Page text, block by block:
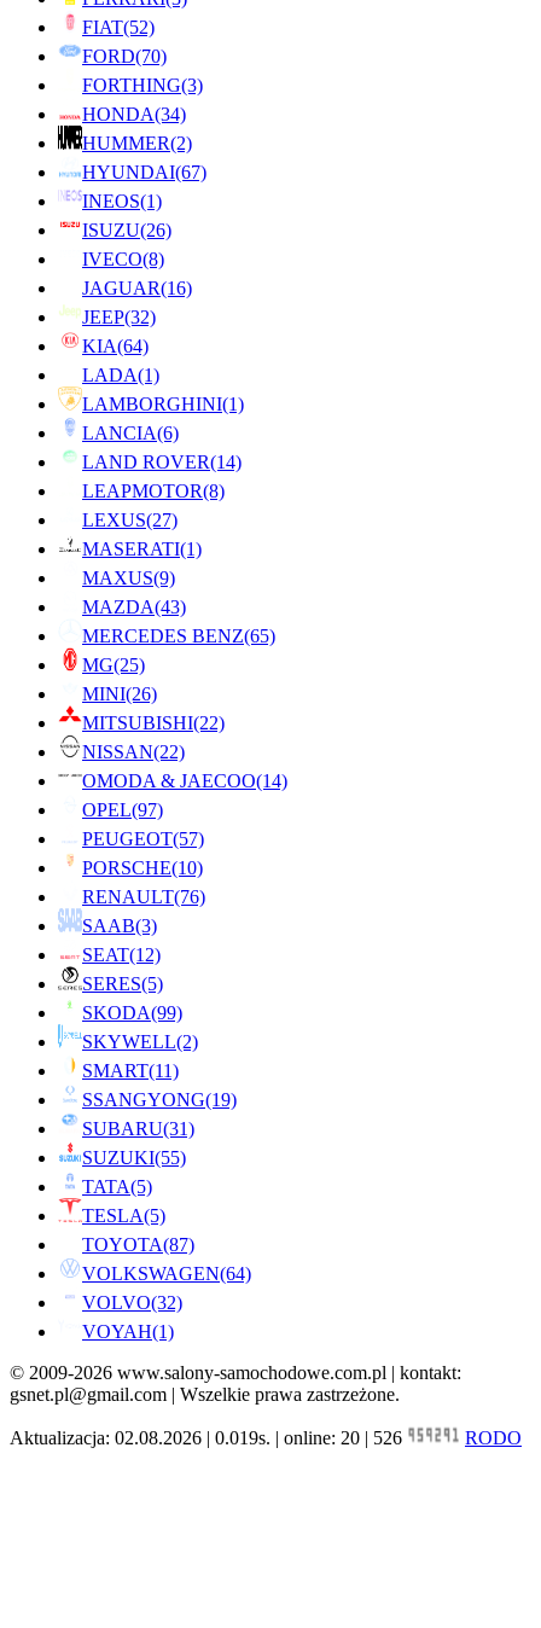
FIAT(52)
FORD(70)
FORTHING(3)
HONDA(34)
HUMMER(2)
HYUNDAI(67)
INEOS(1)
ISUZU(26)
IVECO(8)
JAGUAR(16)
JEEP(32)
KIA(64)
LADA(1)
LAMBORGHINI(1)
LANCIA(6)
LAND ROVER(14)
LEAPMOTOR(8)
LEXUS(27)
MASERATI(1)
MAXUS(9)
MAZDA(43)
MERCEDES BENZ(65)
MG(25)
MINI(26)
MITSUBISHI(22)
NISSAN(22)
OMODA & JAECOO(14)
OPEL(97)
PEUGEOT(57)
PORSCHE(10)
RENAULT(76)
SAAB(3)
SEAT(12)
SERES(5)
SKODA(99)
SKYWELL(2)
SMART(11)
SSANGYONG(19)
SUBARU(31)
SUZUKI(55)
TATA(5)
TESLA(5)
TOYOTA(87)
VOLKSWAGEN(64)
VOLVO(32)
VOYAH(1)
© 2009-2026 www.salony-samochodowe.com.pl | kontakt:
gsnet.pl@gmail.com | Wszelkie prawa zastrzeżone.
Aktualizacja: 02.08.2026 | 0.019s. | online: 20 | 526 RODO